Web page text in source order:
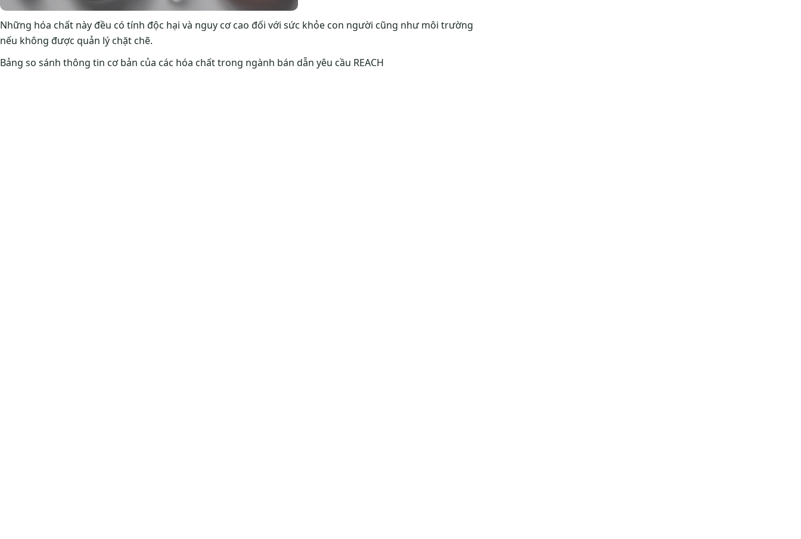
Những hóa chất này đều có tính độc hại và nguy cơ cao đối với sức khỏe con người cũng như môi trường
nếu không được quản lý chặt chẽ.
Bảng so sánh thông tin cơ bản của các hóa chất trong ngành bán dẫn yêu cầu REACH